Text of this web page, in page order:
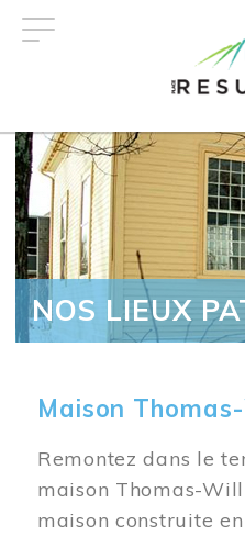
NOS LIEUX
Maison
Remontez dans le
maison Thomas-
maison construite